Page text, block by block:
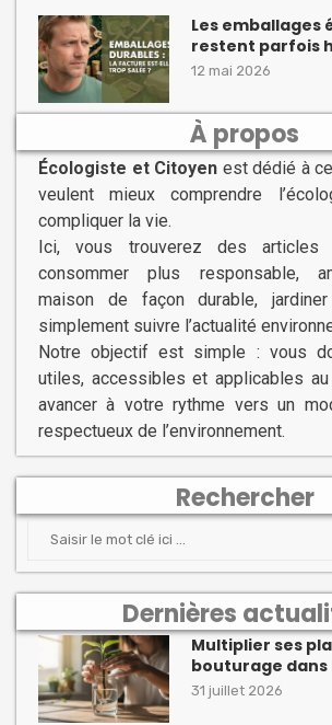
Les emballages
restent parfois
12 mai 2026
À propos
Écologiste et Citoyen est dédié à
veulent mieux comprendre
compliquer la vie.
Ici, vous trouverez des articles
consommer plus responsable,
maison de façon durable,
simplement suivre l’actualité
Notre objectif est simple : vous
utiles, accessibles et applicables
avancer à votre rythme vers un
respectueux de l’environnement.
Rechercher
Dernières
Multiplier ses
bouturage dans
31 juillet 2026